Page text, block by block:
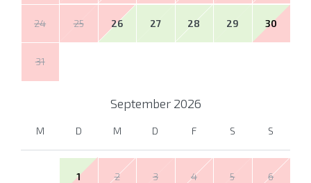
24 25 26 27 28 29 30
31
September 2026
M D M D F S S
1 2 3 4 5 6